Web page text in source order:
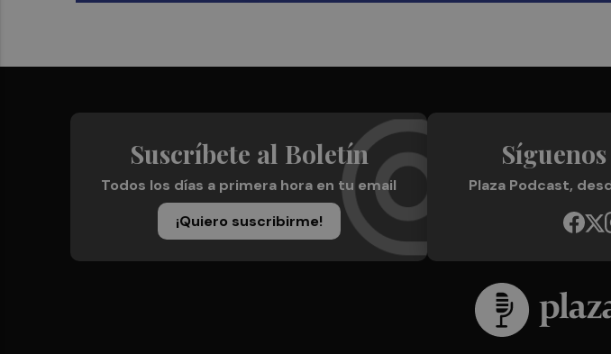
Suscríbete al Boletín
Todos los días a primera hora en tu email
¡Quiero suscribirme!
Plaza Podcast,